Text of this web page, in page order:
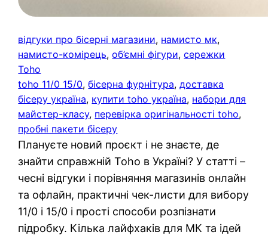
відгуки про бісерні магазини, намисто мк
намисто-комірець, об’ємні фігури, сережки
Toho
toho 11/0 15/0, бісерна фурнітура, доставка
бісеру україна, купити toho україна, набори для
майстер-класу, перевірка оригінальності toho
пробні пакети бісеру
Плануєте новий проєкт і не знаєте, де
знайти справжній Toho в Україні? У статті –
чесні відгуки і порівняння магазинів онлайн
та офлайн, практичні чек-листи для вибору
11/0 і 15/0 і прості способи розпізнати
підробку. Кілька лайфхаків для МК та ідей